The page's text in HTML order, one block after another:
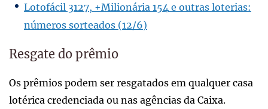
Lotofácil 3127, +Milionária 154 e outras loterias:
números sorteados (12/6)
Resgate do prêmio
Os prêmios podem ser resgatados em qualquer casa
lotérica credenciada ou nas agências da Caixa.